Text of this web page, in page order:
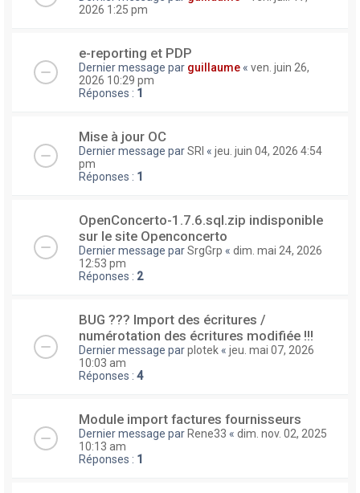
2026 1:25 pm
e-reporting et PDP
Dernier message par guillaume « ven. juin 26,
2026 10:29 pm
Réponses : 1
Mise à jour OC
Dernier message parSRI « jeu. juin 04, 2026 4:54
pm
Réponses : 1
OpenConcerto-1.7.6.sql.zip indisponible
sur le site Openconcerto
Dernier message parSrgGrp « dim. mai 24, 2026
12:53 pm
Réponses : 2
BUG ??? Import des écritures /
numérotation des écritures modifiée !!!
Dernier message parplotek « jeu. mai 07, 2026
10:03 am
Réponses : 4
Module import factures fournisseurs
Dernier message par Rene33 « dim. nov. 02, 2025
10:13 am
Réponses : 1